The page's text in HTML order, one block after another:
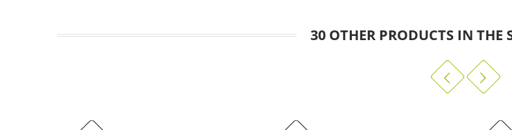
met een penseel of pen en geven een satijnachtige tot
waterbestendigheid, zonder onuitwisbaar te zijn.
en wassingen, maar ook voor
30 OTHER PRODUCTS IN THE